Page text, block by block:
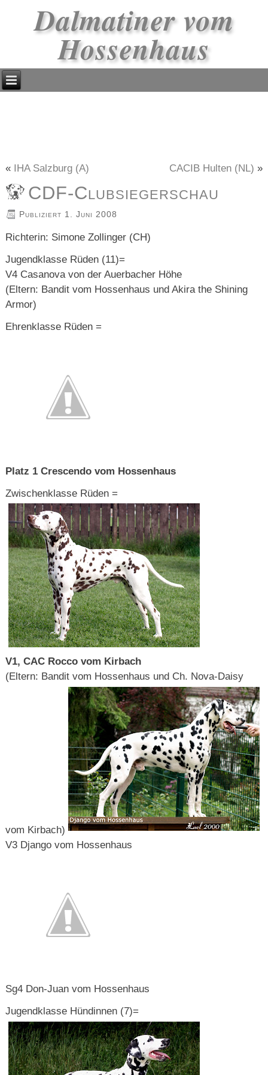
Dalmatiner vom
Hossenhaus
« IHA Salzburg (A) CACIB Hulten (NL) »
CDF-Clubsiegerschau
Publiziert 1. Juni 2008
Richterin: Simone Zollinger (CH)
Jugendklasse Rüden (11)=
V4 Casanova von der Auerbacher Höhe
(Eltern: Bandit vom Hossenhaus und Akira the Shining
Armor)
Ehrenklasse Rüden =
Platz 1 Crescendo vom Hossenhaus
Zwischenklasse Rüden =
V1, CAC Rocco vom Kirbach
(Eltern: Bandit vom Hossenhaus und Ch. Nova-Daisy
vom Kirbach)
V3 Django vom Hossenhaus
Sg4 Don-Juan vom Hossenhaus
Jugendklasse Hündinnen (7)=